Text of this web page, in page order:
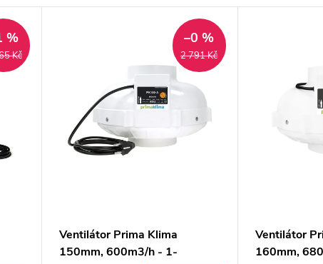
Kč
%
2 791 Kč
–0 %
Ventilátor Prima Klima
150mm, 600m3/h - 1-
Ventilátor
160mm,